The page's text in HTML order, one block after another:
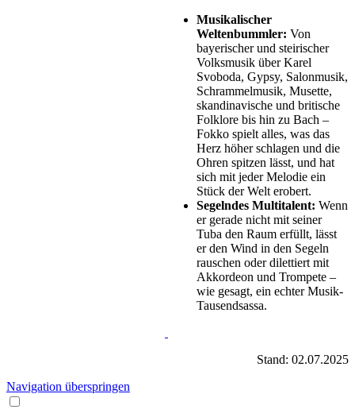
Musikalischer
Weltenbummler: Von
bayerischer und steirischer
Volksmusik über Karel
Svoboda, Gypsy, Salonmusik,
Schrammelmusik, Musette,
skandinavische und britische
Folklore bis hin zu Bach –
Fokko spielt alles, was das
Herz höher schlagen und die
Ohren spitzen lässt, und hat
sich mit jeder Melodie ein
Stück der Welt erobert.
Segelndes Multitalent: Wenn
er gerade nicht mit seiner
Tuba den Raum erfüllt, lässt
er den Wind in den Segeln
rauschen oder dilettiert mit
Akkordeon und Trompete –
wie gesagt, ein echter Musik-
Tausendsassa.
Stand: 02.07.2025
Navigation überspringen